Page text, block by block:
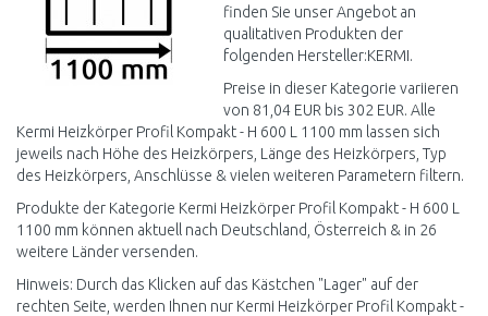
finden Sie unser Angebot an
qualitativen Produkten der
folgenden Hersteller:KERMI.
Preise in dieser Kategorie variieren
von 81,04 EUR bis 302 EUR. Alle
Kermi Heizkörper Profil Kompakt - H 600 L 1100 mm lassen sich
jeweils nach Höhe des Heizkörpers, Länge des Heizkörpers, Typ
des Heizkörpers, Anschlüsse & vielen weiteren Parametern filtern.
Produkte der Kategorie Kermi Heizkörper Profil Kompakt - H 600 L
1100 mm können aktuell nach Deutschland, Österreich & in 26
weitere Länder versenden.
Hinweis: Durch das Klicken auf das Kästchen "Lager" auf der
rechten Seite, werden Ihnen nur Kermi Heizkörper Profil Kompakt -